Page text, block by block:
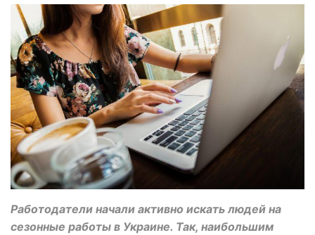
Работодатели начали активно искать людей на
сезонные работы в Украине. Так, наибольшим